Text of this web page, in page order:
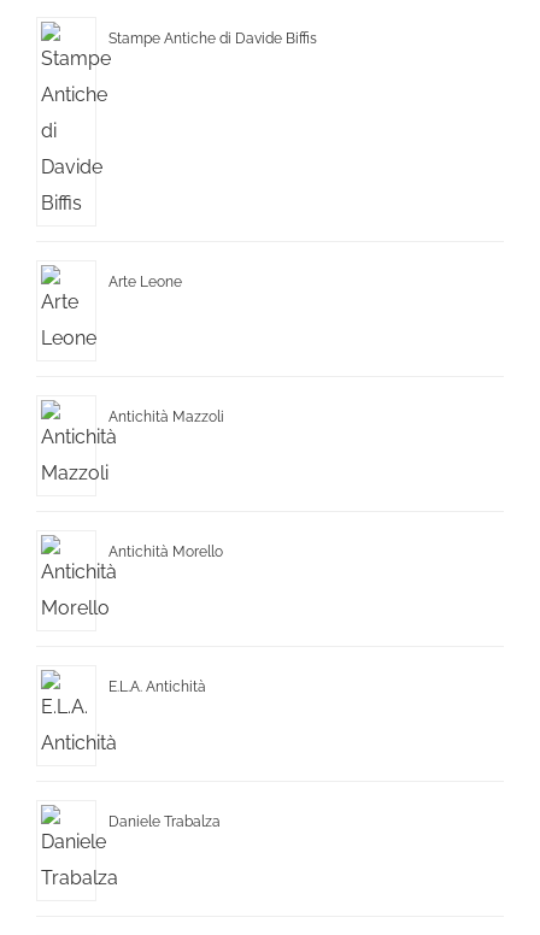
Stampe Antiche di Davide Biffis
Arte Leone
Antichità Mazzoli
Antichità Morello
E.L.A. Antichità
Daniele Trabalza